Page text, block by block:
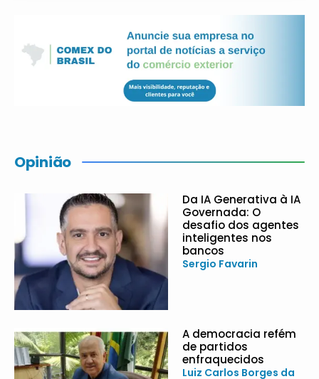
Opinião
Da IA Generativa à IA
Governada: O
desafio dos agentes
inteligentes nos
bancos
Sergio Favarin
A democracia refém
de partidos
enfraquecidos
Luiz Carlos Borges da